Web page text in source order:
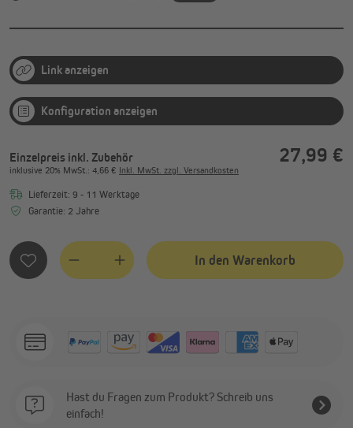
Link anzeigen
Konfiguration anzeigen
Einzelpreis inkl. Zubehör
inklusive 20% MwSt.: 4,66 € Inkl. MwSt. zzgl. Versandkosten
Lieferzeit: 9 - 11 Werktage
Garantie: 2 Jahre
27,99 €
In den Warenkorb
Hast du Fragen zum Produkt? Schreib uns
einfach!